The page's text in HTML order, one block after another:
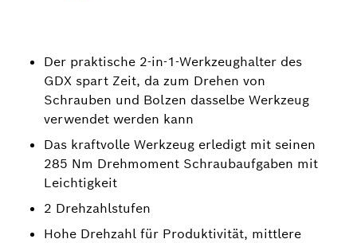
Der praktische 2-in-1-Werkzeughalter des
GDX spart Zeit, da zum Drehen von
Schrauben und Bolzen dasselbe Werkzeug
verwendet werden kann
Das kraftvolle Werkzeug erledigt mit seinen
285 Nm Drehmoment Schraubaufgaben mit
Leichtigkeit
2 Drehzahlstufen
Hohe Drehzahl für Produktivität, mittlere